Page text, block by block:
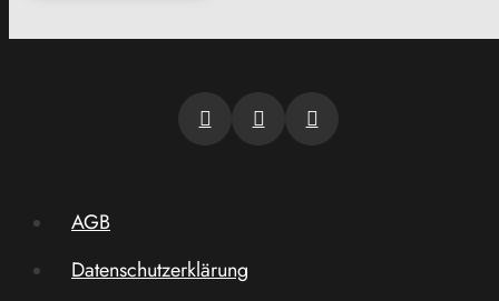
AGB
Datenschutzerklärung